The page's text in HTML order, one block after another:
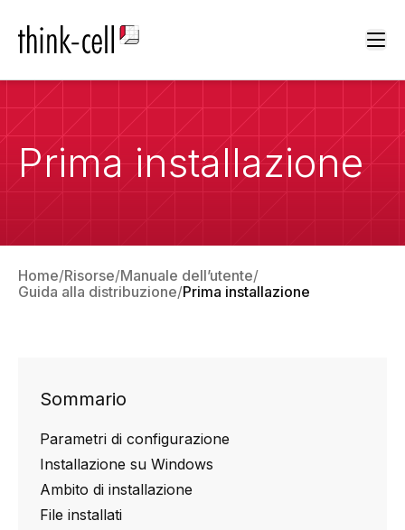
Prima installazione
Home Risorse Manuale dell’utente
Guida alla distribuzione Prima installazione
Sommario
Parametri di configurazione
Installazione su Windows
Ambito di installazione
File installati